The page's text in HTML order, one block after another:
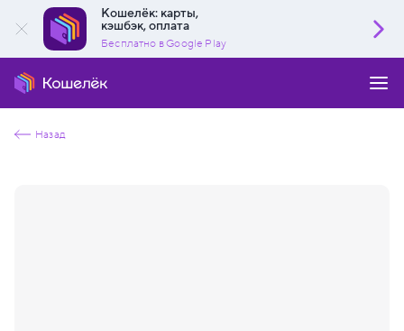
Кошелёк: карты,
кэшбэк, оплата
Бесплатно в Google Play
Назад